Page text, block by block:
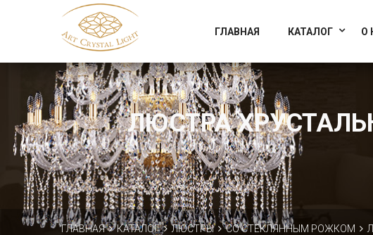
Официальный магазин фабрики Art Crystal Light
ГЛАВНАЯ КАТАЛОГ О
ЛЮСТРА
ГЛАВНАЯ КАТАЛОГ ЛЮСТРЫ СО СТЕКЛЯННЫМ РОЖКОМ